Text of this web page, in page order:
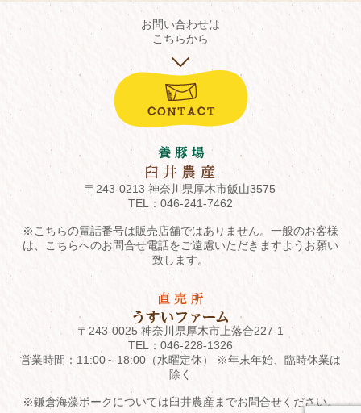
お問い合わせは
こちらから
〒243-0213 神奈川県厚木市飯山3575
TEL： 046-241-7462
※こちらの電話番号は販売店舗ではありません。一般のお客様
は、こちらへのお問合せ電話をご遠慮いただきますようお願い
致します。
〒243-0025 神奈川県厚木市上落合227-1
TEL： 046-228-1326
営業時間：11:00～18:00（水曜定休） ※年末年始、臨時休業は
除く
※鎌倉海藻ポークについては臼井農産までお問合せください。